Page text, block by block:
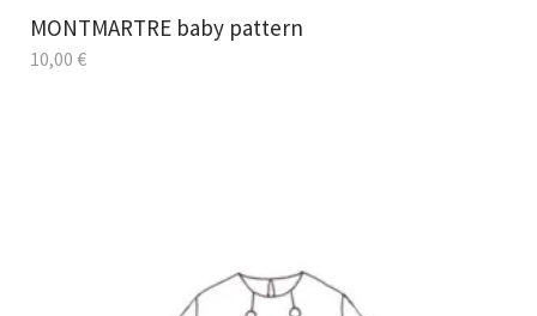
MONTMARTRE baby pattern
10,00 €